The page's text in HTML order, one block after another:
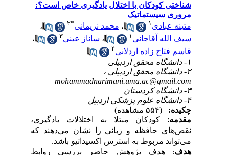
شناختی کودکان با اختلال یادگیری خاص است؟:
مروری سیستماتیک
متینه عبادی۱ ،محمد نریمانی ۲
،
سیف الله آقاجانی
،ساناز عینی
،
قاسم فتاح زاده اردلانی
mohammadnarimani.uma.ac@gmail.com
چکیده:
مقدمه:کودکان مبتلا به اختلالات یادگیری،
نقص‌های حافظه و زبانی را نشان می‌دهند که
می‌تواند مربوط به استرس اکسیداتیو باشد.
هدف: هدف پژوهش حاضر بررسی
روابط